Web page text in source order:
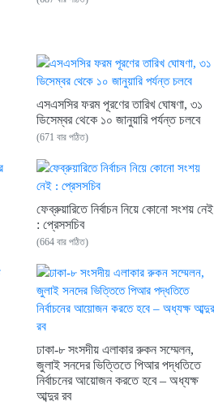
এসএসসির ফরম পূরণের তারিখ ঘোষণা, ৩১
ডিসেম্বর থেকে ১০ জানুয়ারি পর্যন্ত চলবে
(671 বার পঠিত)
ফেব্রুয়ারিতে নির্বাচন নিয়ে কোনো সংশয় নেই
: প্রেসসচিব
(664 বার পঠিত)
ঢাকা-৮ সংসদীয় এলাকার রুকন সম্মেলন,
জুলাই সনদের ভিত্তিতে পিআর পদ্ধতিতে
নির্বাচনের আয়োজন করতে হবে – অধ্যক্ষ
আব্দুর রব